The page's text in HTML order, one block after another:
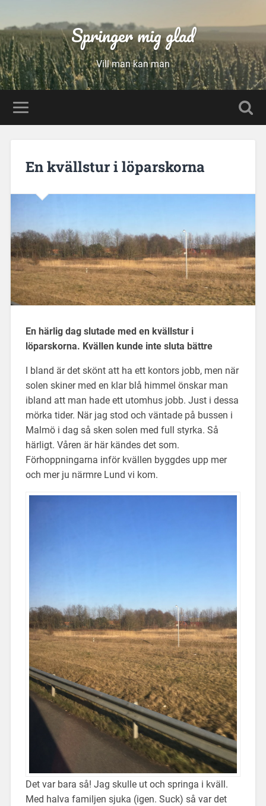
Springer mig glad
Vill man kan man
En kvällstur i löparskorna
En härlig dag slutade med en kvällstur i
löparskorna. Kvällen kunde inte sluta bättre
I bland är det skönt att ha ett kontors jobb, men när
solen skiner med en klar blå himmel önskar man
ibland att man hade ett utomhus jobb. Just i dessa
mörka tider. När jag stod och väntade på bussen i
Malmö i dag så sken solen med full styrka. Så
härligt. Våren är här kändes det som.
Förhoppningarna inför kvällen byggdes upp mer
och mer ju närmre Lund vi kom.
Det var bara så! Jag skulle ut och springa i kväll.
Med halva familjen sjuka (igen. Suck) så var det